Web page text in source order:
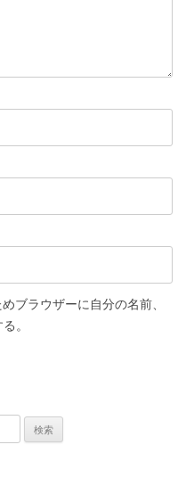
ブラウザーに自分の名前、
。